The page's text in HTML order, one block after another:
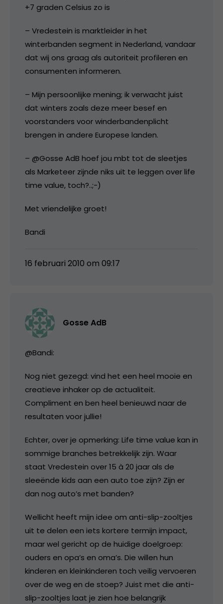
+7 graden Celsius zo is
– Vredestein is marktleider in het
winterbanden segment in Nederland, vandaar
dat wij ons graag als autoriteit profileren en
consumenten informeren.
– Mijn persoonlijke mening; ik verwacht juist
dat winters zoals deze meer besef en
voorstanders voor winderbandenplicht
brengen in andere Europese landen.
– @Gosse AdB hoef jou mbt tot de sleetjes
als Marketeer zijnde niks uit te leggen over life
time value, toch?..;-)
Met vriendelijke groet!
Bandi
16 februari 2010 om 09:17
Gosse AdB
@Bandi:
Nog niet gezegd: vind het een heel mooie en
creatieve inhaker op de actualiteit.
Compliment en ben heel benieuwd naar de
resultaten voor jullie!
Echter, over je opmerking: Life time value kan in
sommige branches betrekkelijk zijn. Waar
staat Vredestein over 15 à 20 jaar als de
sleeënde kids aan een auto toe zijn? Zijn er
dan nog auto’s met banden?
Wellicht heeft mijn idee om anti-slip-zooltjes
uit te delen een iets kortere termijn impact,
maar wel gericht op de huidige doelgroep:
ouders en opa’s en oma’s. Die willen hun
kinderen en kleinkinderen toch veilig vervoeren
over de weg en de stoep? Juist met die anti-
slip-zooltjes laat je zien hoe belangrijk